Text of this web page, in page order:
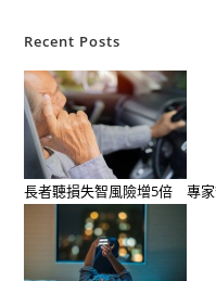
Recent Posts
長者聽損失智風險增5倍 專家